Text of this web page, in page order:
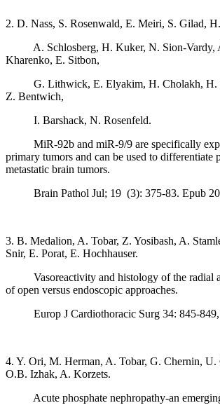
2. D. Nass, S. Rosenwald, E. Meiri, S. Gilad,
A. Schlosberg, H. Kuker, N. Sion-Vardy,
Kharenko, E. Sitbon,
G. Lithwick, E. Elyakim, H. Cholakh, H.
Z. Bentwich,
I. Barshack, N. Rosenfeld.
MiR-92b and miR-9/9 are specifically
primary tumors and can be used to differentiate
metastatic brain tumors.
Brain Pathol Jul; 19 (3): 375-83. Epub
3. B. Medalion, A. Tobar, Z. Yosibash, A.
Snir, E. Porat, E. Hochhauser.
Vasoreactivity and histology of the radial
of open versus endoscopic approaches.
Europ J Cardiothoracic Surg 34: 845-849,
4. Y. Ori, M. Herman, A. Tobar, G. Chernin, U.
O.B. Izhak, A. Korzets.
Acute phosphate nephropathy-an